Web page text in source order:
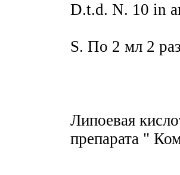
D.t.d. N. 10 in
S. По 2 мл 2
Липоевая
препарата "